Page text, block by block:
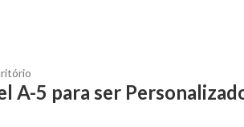
A-5 para ser